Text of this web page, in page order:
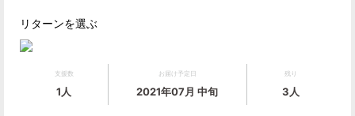
リターンを選ぶ
支援数
1人
お届け予定日
2021年07月 中旬
残り
3人